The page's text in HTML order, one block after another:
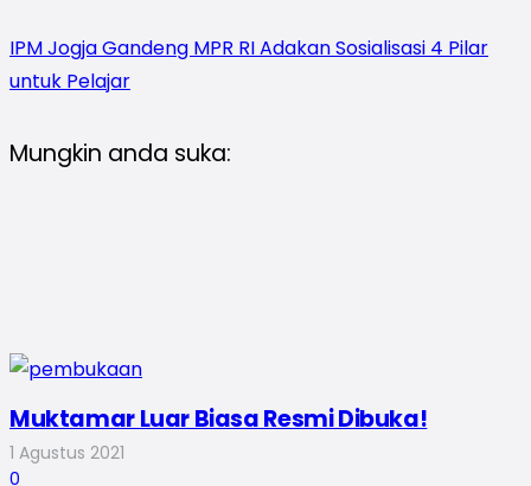
IPM Jogja Gandeng MPR RI Adakan Sosialisasi 4 Pilar
untuk Pelajar
Mungkin anda suka:
Muktamar Luar Biasa Resmi Dibuka!
1 Agustus 2021
0